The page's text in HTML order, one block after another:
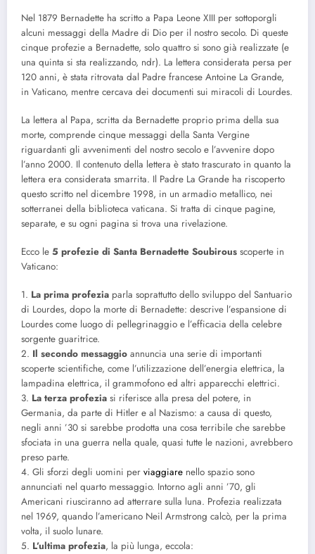
Nel 1879 Bernadette ha scritto a Papa Leone XIII per sottoporgli
alcuni messaggi della Madre di Dio per il nostro secolo. Di queste
cinque profezie a Bernadette, solo quattro si sono già realizzate (e
una quinta si sta realizzando, ndr). La lettera considerata persa per
120 anni, è stata ritrovata dal Padre francese Antoine La Grande,
in Vaticano, mentre cercava dei documenti sui miracoli di Lourdes.
La lettera al Papa, scritta da Bernadette proprio prima della sua
morte, comprende cinque messaggi della Santa Vergine
riguardanti gli avvenimenti del nostro secolo e l’avvenire dopo
l’anno 2000. Il contenuto della lettera è stato trascurato in quanto la
lettera era considerata smarrita. Il Padre La Grande ha riscoperto
questo scritto nel dicembre 1998, in un armadio metallico, nei
sotterranei della biblioteca vaticana. Si tratta di cinque pagine,
separate, e su ogni pagina si trova una rivelazione.
Ecco le 5 profezie di Santa Bernadette Soubirous scoperte in
Vaticano:
1. La prima profezia parla soprattutto dello sviluppo del Santuario
di Lourdes, dopo la morte di Bernadette: descrive l’espansione di
Lourdes come luogo di pellegrinaggio e l’efficacia della celebre
sorgente guaritrice.
2. Il secondo messaggio annuncia una serie di importanti
scoperte scientifiche, come l’utilizzazione dell’energia elettrica, la
lampadina elettrica, il grammofono ed altri apparecchi elettrici.
3. La terza profezia si riferisce alla presa del potere, in
Germania, da parte di Hitler e al Nazismo: a causa di questo,
negli anni ’30 si sarebbe prodotta una cosa terribile che sarebbe
sfociata in una guerra nella quale, quasi tutte le nazioni, avrebbero
preso parte.
4. Gli sforzi degli uomini per viaggiare nello spazio sono
annunciati nel quarto messaggio. Intorno agli anni ’70, gli
Americani riusciranno ad atterrare sulla luna. Profezia realizzata
nel 1969, quando l’americano Neil Armstrong calcò, per la prima
volta, il suolo lunare.
5. L’ultima profezia, la più lunga, eccola: